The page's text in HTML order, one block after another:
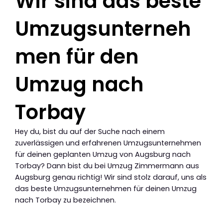
Umzugsunterneh
men für den
Umzug nach
Torbay
Hey du, bist du auf der Suche nach einem
zuverlässigen und erfahrenen Umzugsunternehmen
für deinen geplanten Umzug von Augsburg nach
Torbay? Dann bist du bei Umzug Zimmermann aus
Augsburg genau richtig! Wir sind stolz darauf, uns als
das beste Umzugsunternehmen für deinen Umzug
nach Torbay zu bezeichnen.